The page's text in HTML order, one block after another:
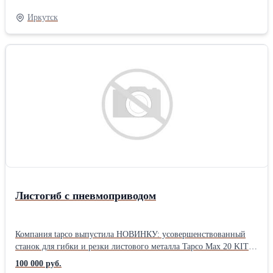
применение в конкретном случае. Например, в районах с
низким температурным режимом лучше использовать
высокопрочные болты из стали 40Х «селект», потому что данная
Иркутск
Листогиб с пневмоприводом
Компания tapco выпустила НОВИНКУ: усовершенствованный
станок для гибки и резки листового металла Tapсo Max 20 KIT-1.
с пневмоприводом Новый Тарсо МАХ 20 KIT-1 пневматический
предназначен для частичной автоматизации и облегчения работы
100 000 руб.